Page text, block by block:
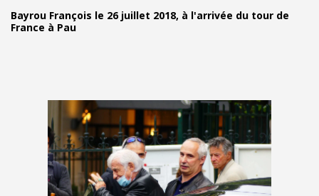
Bayrou François le 26 juillet 2018, à l'arrivée du tour de
France à Pau